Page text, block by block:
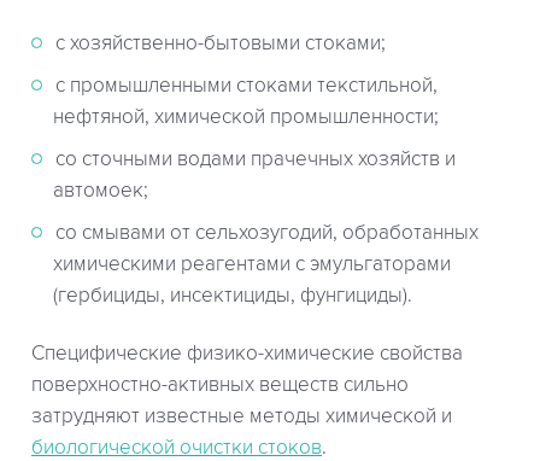
с хозяйственно-бытовыми стоками;
с промышленными стоками текстильной,
нефтяной, химической промышленности;
со сточными водами прачечных хозяйств и
автомоек;
со смывами от сельхозугодий, обработанных
химическими реагентами с эмульгаторами
(гербициды, инсектициды, фунгициды).
Специфические физико-химические свойства
поверхностно-активных веществ сильно
затрудняют известные методы химической и
биологической очистки стоков.